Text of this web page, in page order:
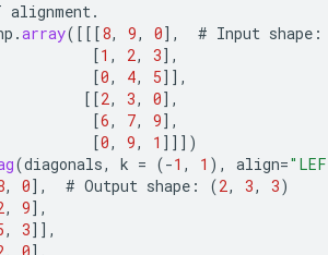
alignment.
.array( [[[8, 9, 0] , # Input shape :
[1 , 2, 3] ,
[0, 4, 5]] ,
[[2, 3, 0] ,
[6, 7, 9] ,
[0, 9, 1 ]]] )
(diagonals, k = (-1 , 1 ), align=
, 0] , # Output shape : (2, 3, 3)
, 9] ,
, 3]] ,